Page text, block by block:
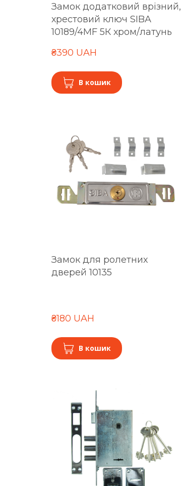
Замок додатковий врізний,
хрестовий ключ SIBA
10189/4MF 5К хром/латунь
₴390 UAH
В кошик
Замок для ролетних
дверей 10135
₴180 UAH
В кошик